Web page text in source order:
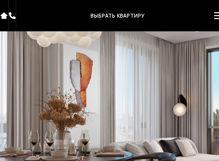
ВЫБРАТЬ КВАРТИРУ